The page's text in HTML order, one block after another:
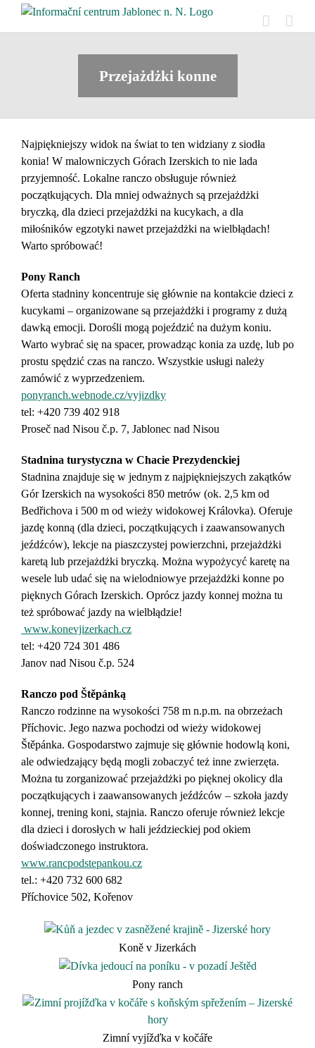
Przejażdżki konne
Najpiękniejszy widok na świat to ten widziany z siodła
konia! W malowniczych Górach Izerskich to nie lada
przyjemność. Lokalne ranczo obsługuje również
początkujących. Dla mniej odważnych są przejażdżki
bryczką, dla dzieci przejażdżki na kucykach, a dla
miłośników egzotyki nawet przejażdżki na wielbłądach!
Warto spróbować!
Pony Ranch
Oferta stadniny koncentruje się głównie na kontakcie dzieci z
kucykami – organizowane są przejażdżki i programy z dużą
dawką emocji. Dorośli mogą pojeździć na dużym koniu.
Warto wybrać się na spacer, prowadząc konia za uzdę, lub po
prostu spędzić czas na ranczo. Wszystkie usługi należy
zamówić z wyprzedzeniem.
ponyranch.webnode.cz/vyjizdky
tel: +420 739 402 918
Proseč nad Nisou č.p. 7, Jablonec nad Nisou
Stadnina turystyczna w Chacie Prezydenckiej
Stadnina znajduje się w jednym z najpiękniejszych zakątków
Gór Izerskich na wysokości 850 metrów (ok. 2,5 km od
Bedřichova i 500 m od wieży widokowej Královka). Oferuje
jazdę konną (dla dzieci, początkujących i zaawansowanych
jeźdźców), lekcje na piaszczystej powierzchni, przejażdżki
karetą lub przejażdżki bryczką. Można wypożycyć karetę na
wesele lub udać się na wielodniowye przejażdżki konne po
pięknych Górach Izerskich. Oprócz jazdy konnej można tu
też spróbować jazdy na wielbłądzie!
www.konevjizerkach.cz
tel: +420 724 301 486
Janov nad Nisou č.p. 524
Ranczo pod Štěpánką
Ranczo rodzinne na wysokości 758 m n.p.m. na obrzeżach
Příchovic. Jego nazwa pochodzi od wieży widokowej
Štěpánka. Gospodarstwo zajmuje się głównie hodowlą koni,
ale odwiedzający będą mogli zobaczyć też inne zwierzęta.
Można tu zorganizować przejażdżki po pięknej okolicy dla
początkujących i zaawansowanych jeźdźców – szkoła jazdy
konnej, trening koni, stajnia. Ranczo oferuje również lekcje
dla dzieci i dorosłych w hali jeździeckiej pod okiem
doświadczonego instruktora.
www.rancpodstepankou.cz
tel.: +420 732 600 682
Příchovice 502, Kořenov
Koně v Jizerkách
Pony ranch
Zimní vyjížďka v kočáře